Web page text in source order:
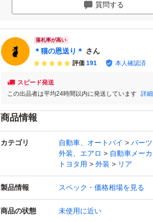
質問する
落札率が高い
＊猫の恩送り＊ さん
評価 191 本人確認済
スピード発送
この出品者は平均24時間以内に発送しています 詳細
商品情報
カテゴリ 自動車、オートバイ
パーツ
外装、エアロ
自動車メー
トヨタ用
外装 リア
製品情報 スペック・価格相場を見る
商品の状態 未使用に近い